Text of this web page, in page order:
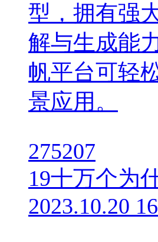
型，拥有强
解与生成能
帆平台可轻
景应用。
275207
19十万个为
2023.10.20